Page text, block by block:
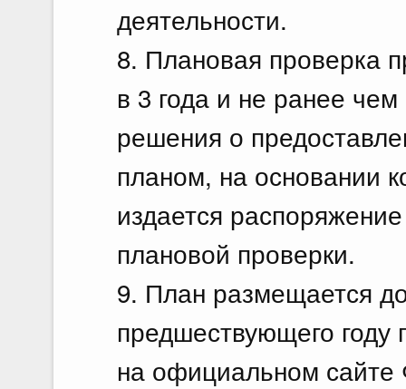
деятельности.
8. Плановая проверка
в 3 года и не ранее
решения о
планом, на основании
издается
плановой проверки.
9. План размещается
предшествующего году
на официальном